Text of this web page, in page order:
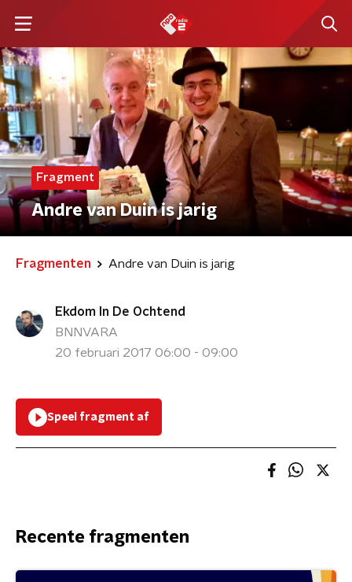
Fragment
Andre van Duin is jarig
Fragmenten Andre van Duin is jarig
Ekdom In De Ochtend
BNNVARA
20 februari 2017 06:00 - 09:00
Speel fragment af
Recente fragmenten